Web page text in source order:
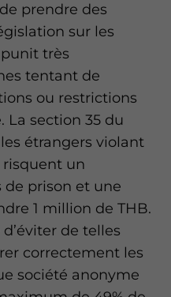
prendre des
sur les
très
tentant de
ou restrictions
La section 35 du
étrangers violant
risquent un
prison et une
1 million de THB.
de telles
correctement les
société anonyme